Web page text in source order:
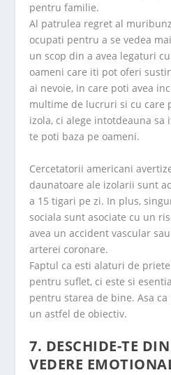
pentru familie.
Al patrulea regret al
ocupati pentru a se vedea
un scop din a avea legaturi
oameni care iti pot oferi
ai nevoie, in care poti avea
multime de lucruri si cu care
izola, ci alege intotdeauna
te poti baza pe oameni.
Cercetatorii americani
daunatoare ale izolarii sunt
a 15 tigari pe zi. In plus,
sociala sunt asociate cu un
avea un accident vascular
arterei coronare.
Faptul ca esti alaturi de
pentru suflet, ci este si
pentru starea de bine. Asa
un astfel de obiectiv.
7. DESCHIDE-TE
VEDERE